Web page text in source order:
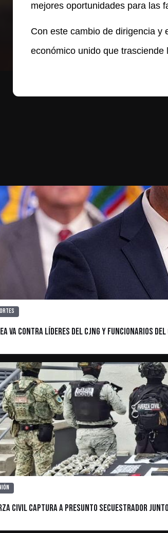
mejores oportunidades para las
Con este cambio de dirigencia y
económico unido que
va contra líderes del CJNG y funcionarios
Civil Captura a Presunto Secuestrador